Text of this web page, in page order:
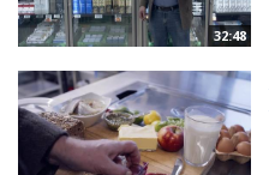
32:48